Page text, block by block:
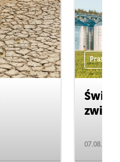
Prasa
07.08.2026